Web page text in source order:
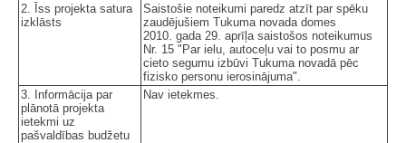
2. Īss projekta satura
izklāsts
Saistošie noteikumi paredz atzīt par spēku
zaudējušiem Tukuma novada domes
2010. gada 29. aprīļa saistošos noteikumus
Nr. 15 "Par ielu, autoceļu vai to posmu ar
cieto segumu izbūvi Tukuma novadā pēc
fizisko personu ierosinājuma".
3. Informācija par
plānotā projekta
ietekmi uz
pašvaldības budžetu
Nav ietekmes.